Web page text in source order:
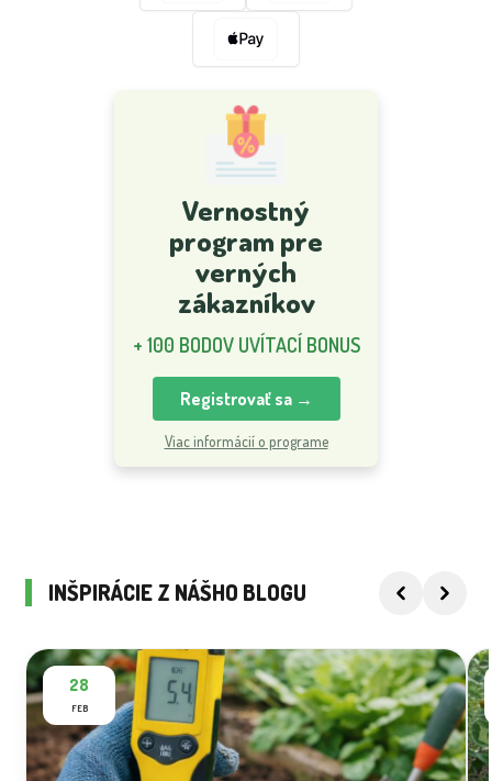
Vernostný
program pre
verných
zákazníkov
+ 100 BODOV UVÍTACÍ BONUS
Registrovať sa →
Viac informácií o programe
INŠPIRÁCIE Z NÁŠHO BLOGU
28
FEB